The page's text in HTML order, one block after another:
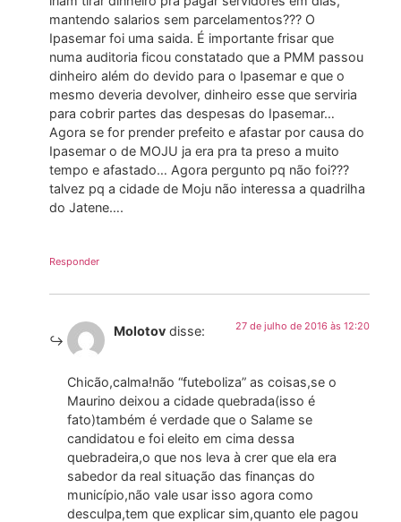
mantendo salarios sem parcelamentos??? O
Ipasemar foi uma saida. É importante frisar que
numa auditoria ficou constatado que a PMM passou
dinheiro além do devido para o Ipasemar e que o
mesmo deveria devolver, dinheiro esse que serviria
para cobrir partes das despesas do Ipasemar…
Agora se for prender prefeito e afastar por causa do
Ipasemar o de MOJU ja era pra ta preso a muito
tempo e afastado… Agora pergunto pq não foi???
talvez pq a cidade de Moju não interessa a quadrilha
do Jatene….
Responder
Molotov disse: 27 de julho de 2016 às 12:20
Chicão,calma!não “futeboliza” as coisas,se o
Maurino deixou a cidade quebrada(isso é
fato)também é verdade que o Salame se
candidatou e foi eleito em cima dessa
quebradeira,o que nos leva à crer que ela era
sabedor da real situação das finanças do
município,não vale usar isso agora como
desculpa,tem que explicar sim,quanto ele pagou